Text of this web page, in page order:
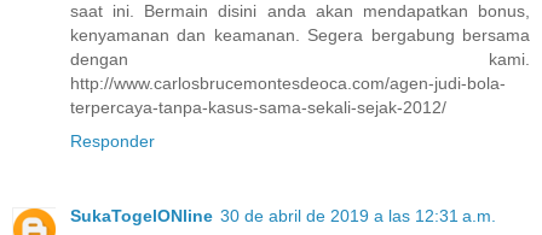
saat ini. Bermain disini anda akan mendapatkan bonus,
kenyamanan dan keamanan. Segera bergabung bersama
dengan kami.
http://www.carlosbrucemontesdeoca.com/agen-judi-bola-
terpercaya-tanpa-kasus-sama-sekali-sejak-2012/
Responder
SukaTogelONline 30 de abril de 2019 a las 12:31 a.m.